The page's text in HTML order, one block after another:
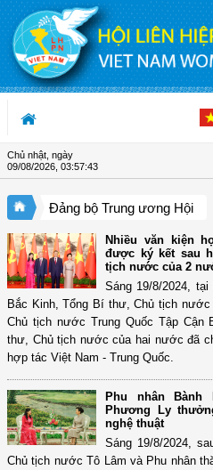
Truy cập nội dung luôn
Chủ nhật, ngày
09/08/2026, 03:57:44
Đảng bộ Trung ương Hội
Nhiều văn kiện
được ký kết sau
tịch nước của 2
Sáng 19/8/2024,
Bắc Kinh, Tổng Bí thư, Chủ tịch
Chủ tịch nước Trung Quốc Tập Cận
thư, Chủ tịch nước của hai nước đã
hợp tác Việt Nam - Trung Quốc.
Phu nhân
Phương Ly
nghệ thuật
Sáng 19/8/2024,
Chủ tịch nước Tô Lâm và Phu nhân